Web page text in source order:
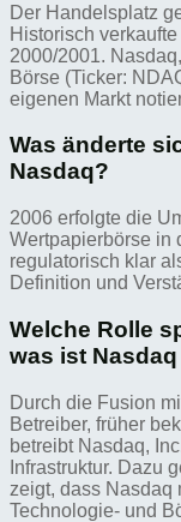
Der Handelsplatz
Historisch
2000/2001.
Börse (Ticker:
eigenen Markt
Was änderte
Nasdaq?
2006 erfolgte die
Wertpapierbörse in
regulatorisch klar
Definition und
Welche Rolle
was ist
Durch die Fusion
Betreiber, früher
betreibt Nasdaq,
Infrastruktur. Dazu
zeigt, dass Nasdaq
Technologie- und